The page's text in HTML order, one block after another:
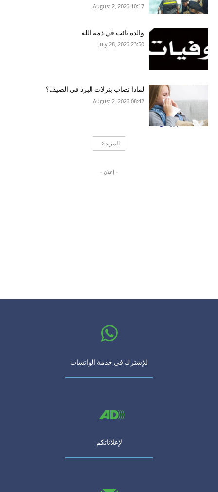
10:17 2026 ,August 2
والدة نائب في ذمة الله
23:50 2026 ,July 28
لماذا نصاب بنزلات البرد في الصيف؟
08:42 2026 ,August 2
المزيد
- إعلان -
للإشترك في خدمة الواتساب
لإعلاناتكم